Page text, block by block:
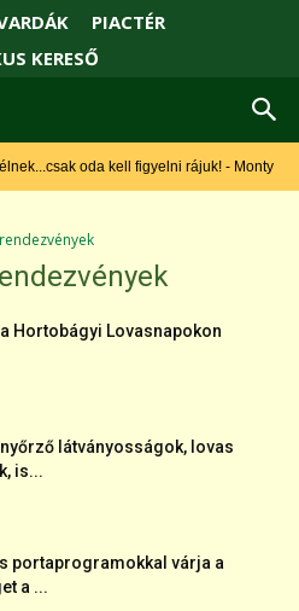
PIACTÉR
KERESŐ
oda kell figyelni rájuk! - Monty Roberts
Hortobágyi Lovasnapokon
látványosságok, lovas
is...
portaprogramokkal várja a
a ...